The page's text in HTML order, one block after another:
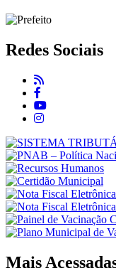
Redes Sociais
Mais